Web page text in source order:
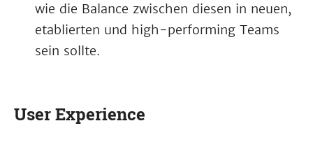
wie die Balance zwischen diesen in neuen,
etablierten und high-performing Teams
sein sollte.
User Experience